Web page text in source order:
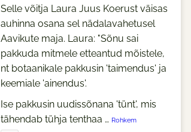
Selle võitja Laura Juus Koerust väisas
auhinna osana sel nädalavahetusel
Aavikute maja. Laura: "Sõnu sai
pakkuda mitmele etteantud mõistele,
nt botaanikale pakkusin 'taimendus' ja
keemiale 'ainendus'.
Ise pakkusin uudissõnana 'tünt', mis
tähendab tühja tenthaa … Rohkem